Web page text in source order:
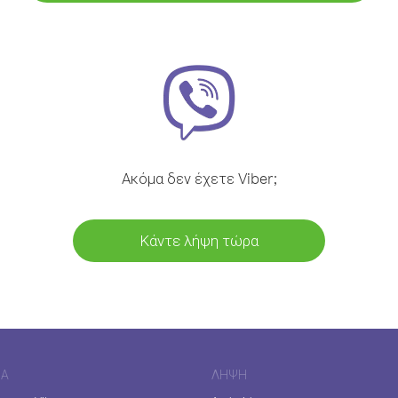
Ακόμα δεν έχετε Viber;
Κάντε λήψη τώρα
ΛΉΨΗ